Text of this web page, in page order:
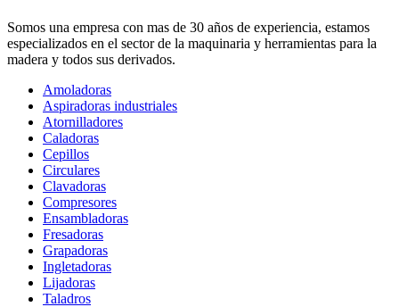
Somos una empresa con mas de 30 años de experiencia, estamos
especializados en el sector de la maquinaria y herramientas para la
madera y todos sus derivados.
Amoladoras
Aspiradoras industriales
Atornilladores
Caladoras
Cepillos
Circulares
Clavadoras
Compresores
Ensambladoras
Fresadoras
Grapadoras
Ingletadoras
Lijadoras
Taladros